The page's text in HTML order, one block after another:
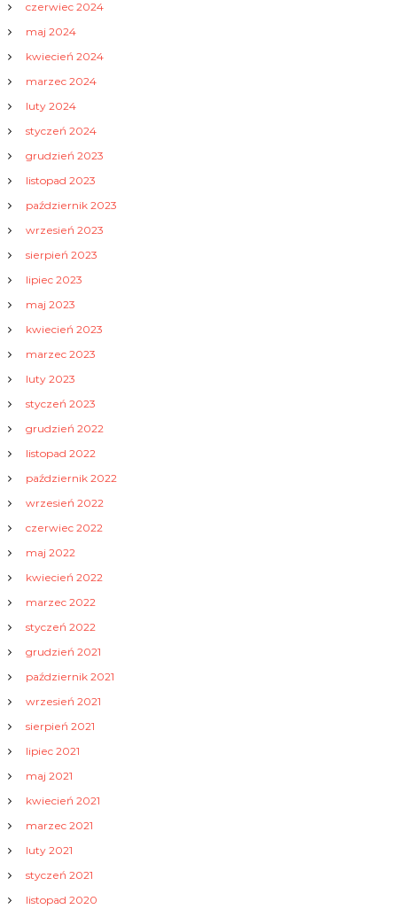
czerwiec 2024
maj 2024
kwiecień 2024
marzec 2024
luty 2024
styczeń 2024
grudzień 2023
listopad 2023
październik 2023
wrzesień 2023
sierpień 2023
lipiec 2023
maj 2023
kwiecień 2023
marzec 2023
luty 2023
styczeń 2023
grudzień 2022
listopad 2022
październik 2022
wrzesień 2022
czerwiec 2022
maj 2022
kwiecień 2022
marzec 2022
styczeń 2022
grudzień 2021
październik 2021
wrzesień 2021
sierpień 2021
lipiec 2021
maj 2021
kwiecień 2021
marzec 2021
luty 2021
styczeń 2021
listopad 2020